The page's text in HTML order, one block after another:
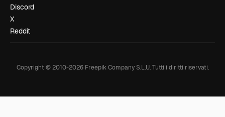
Discord
X
Reddit
Copyright © 2010-2026Freepik Company S.L.U. Tutti i diritti riservati.